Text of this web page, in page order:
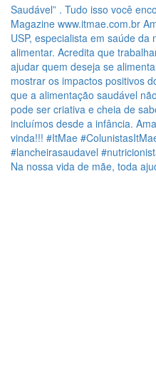
Na nossa vida de mãe, toda